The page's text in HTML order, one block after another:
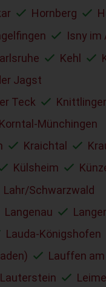
Hornberg
Isny im
Kehl
Jagst
Teck
Korntal-Münchingen
Kraichtal
Külsheim
Lahr/Schwarzwald
Langenau
Lauda-Königshofen
Lauffen
Lauterstein